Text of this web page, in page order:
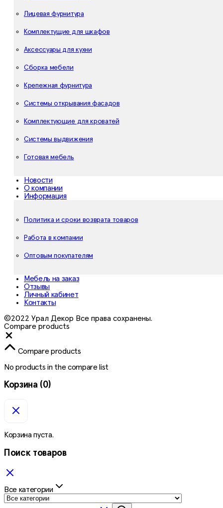
Лицевая фурнитура
Комплектущие для шкафов
Аксессуары для кухни
Сборка мебели
Крепежная фурнитура
Системы открывания фасадов
Комплектующие для кроватей
Системы выдвижения
Готовая мебель
Новости
О компании
Информация
Политика и сроки возврата товаров
Работа в компании
Оптовым покупателям
Мебель на заказ
Отзывы
Личный кабинет
Контакты
©2022 Урал Декор Все права сохранены.
Compare products
Compare products
No products in the compare list
Корзина (0)
Корзина пуста.
Поиск товаров
Все категории